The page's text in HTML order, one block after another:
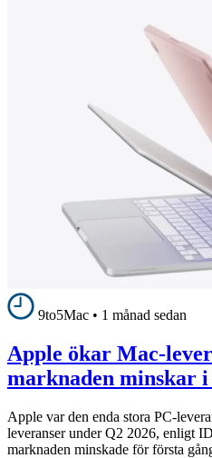
9to5Mac • 1 månad sedan
Apple ökar Mac-
marknaden minskar i
Apple var den enda stora PC-
leveranser under Q2 2026, enligt
marknaden minskade för första